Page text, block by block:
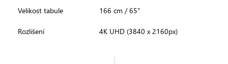
Velikost tabule 166 cm / 65"
Rozlišení 4K UHD (3840 x 2160px)